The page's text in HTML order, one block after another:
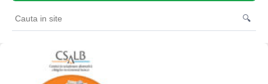
Cauta
in
🔍